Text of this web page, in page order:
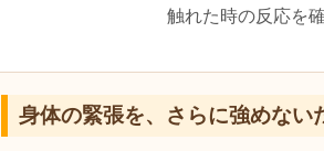
触れた時の反応を
身体の緊張を、さらに強めない